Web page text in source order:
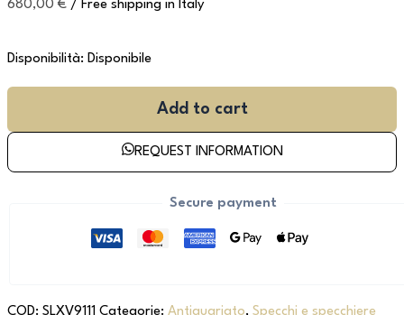
680,00 € / Free shipping in Italy
Disponibilità: Disponibile
Add to cart
REQUEST INFORMATION
Secure payment
COD: SLXV9111 Categorie: Antiquariato, Specchi e specchiere